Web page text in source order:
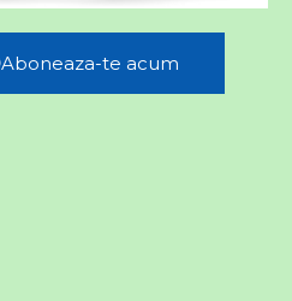
Aboneaza-te acum